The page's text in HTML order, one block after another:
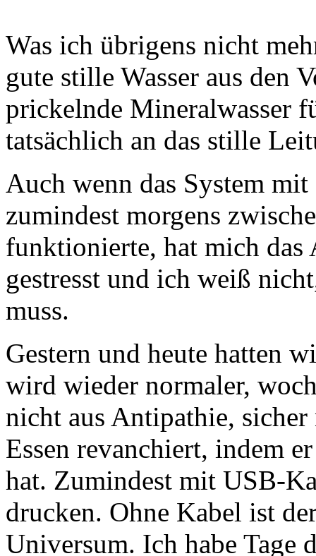
Was ich übrigens nicht
gute stille Wasser aus den
prickelnde Mineralwasser
tatsächlich an das stille
Auch wenn das System
zumindest morgens
funktionierte, hat mich
gestresst und ich weiß
muss.
Gestern und heute hatten
wird wieder normaler,
nicht aus Antipathie,
Essen revanchiert, indem
hat. Zumindest mit USB-
drucken. Ohne Kabel ist
Universum. Ich habe Tage